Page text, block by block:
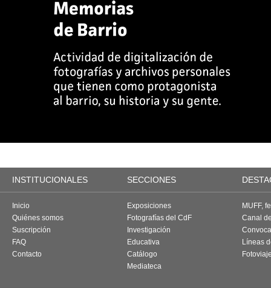
INSTITUCIONALES SECCIONES
Inicio
Quiénes somos
Suscripción
FAQ
Contacto
Exposiciones
Fotografías del CdF
Investigación
Educativa
Catálogo
Mediateca
MUFF,
Canal
Líneas